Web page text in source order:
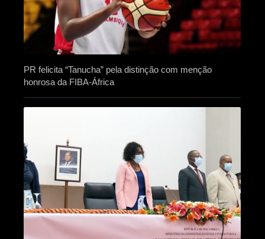
PR felicita “Tanucha” pela distinção com menção
honrosa da FIBA-África